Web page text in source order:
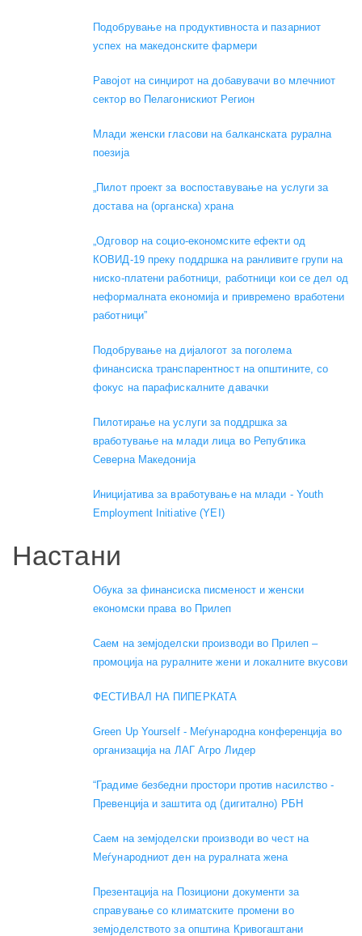
Подобрување на продуктивноста и пазарниот
успех на македонските фармери
Равојот на синџирот на добавувачи во млечниот
сектор во Пелагонискиот Регион
Mлади женски гласови на балканската рурална
поезија
„Пилот проект за воспоставување на услуги за
достава на (органска) храна
„Одговор на социо-економските ефекти од
КОВИД-19 преку поддршка на ранливите групи на
ниско-платени работници, работници кои се дел од
неформалната економија и привремено вработени
работници”
Подобрување на дијалогот за поголема
финансиска транспарентност на општините, со
фокус на парафискалните давачки
Пилотирање на услуги за поддршка за
вработување на млади лица во Република
Северна Македонија
Иницијатива за вработување на млади - Youth
Employment Initiative (YEI)
Настани
Обука за финансиска писменост и женски
економски права во Прилеп
Саем на земјоделски производи во Прилеп –
промоција на руралните жени и локалните вкусови
ФЕСТИВАЛ НА ПИПЕРКАТА
Green Up Yourself - Меѓународна конференција во
организација на ЛАГ Агро Лидер
“Градиме безбедни простори против насилство -
Превенција и заштита од (дигитално) РБН
Саем на земјоделски производи во чест на
Меѓународниот ден на руралната жена
Презентација на Позициони документи за
справување со климатските промени во
земјоделството за општина Кривогаштани